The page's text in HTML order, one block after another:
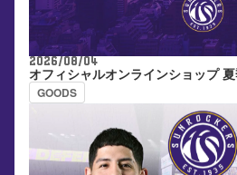
2026/08/04
オフィシャルオンラインショップ
GOODS